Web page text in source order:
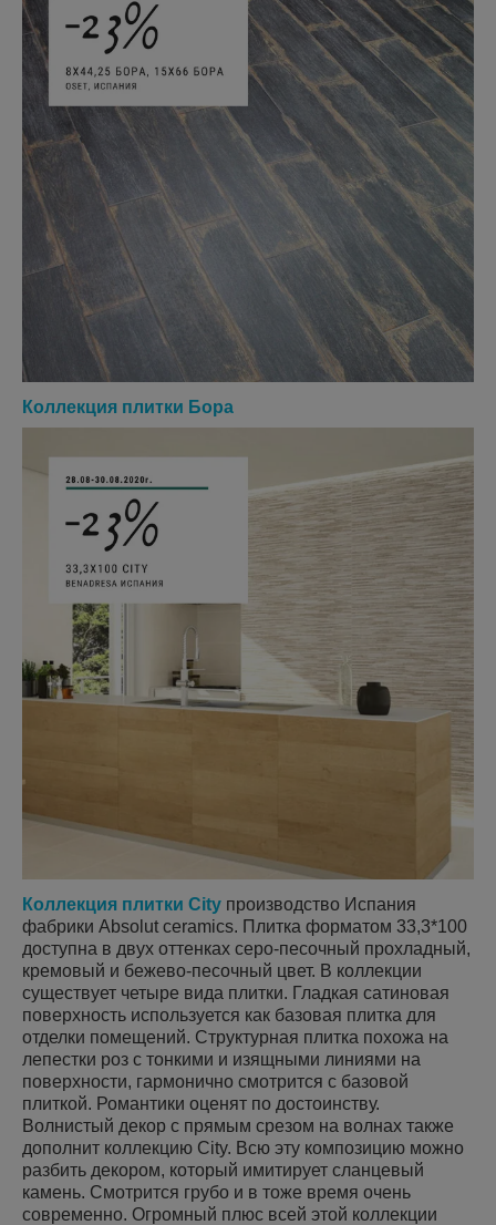
Коллекция плитки Бора
Коллекция плитки City производство Испания
фабрики Absolut ceramics. Плитка форматом 33,3*100
доступна в двух оттенках серо-песочный прохладный,
кремовый и бежево-песочный цвет. В коллекции
существует четыре вида плитки. Гладкая сатиновая
поверхность используется как базовая плитка для
отделки помещений. Структурная плитка похожа на
лепестки роз с тонкими и изящными линиями на
поверхности, гармонично смотрится с базовой
плиткой. Романтики оценят по достоинству.
Волнистый декор с прямым срезом на волнах также
дополнит коллекцию City. Всю эту композицию можно
разбить декором, который имитирует сланцевый
камень. Смотрится грубо и в тоже время очень
современно. Огромный плюс всей этой коллекции